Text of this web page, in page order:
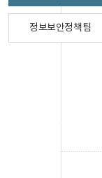
정보보안정책팀